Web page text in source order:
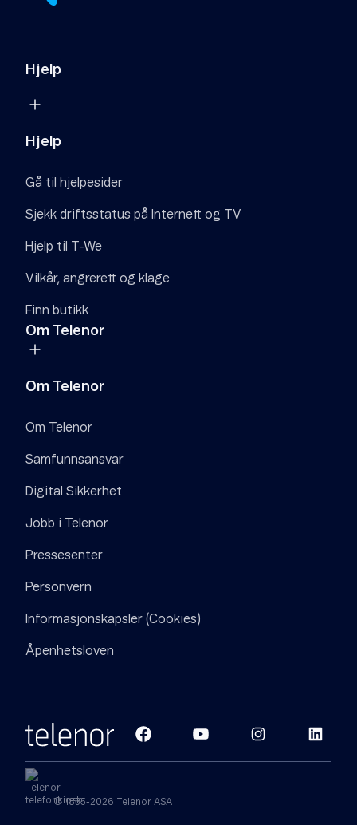
Hjelp
Hjelp
Gå til hjelpesider
Sjekk driftsstatus på Internett og TV
Hjelp til T-We
Vilkår, angrerett og klage
Finn butikk
Om Telenor
Om Telenor
Om Telenor
Samfunnsansvar
Digital Sikkerhet
Jobb i Telenor
Pressesenter
Personvern
Informasjonskapsler (Cookies)
Åpenhetsloven
© 1855-2026 Telenor ASA